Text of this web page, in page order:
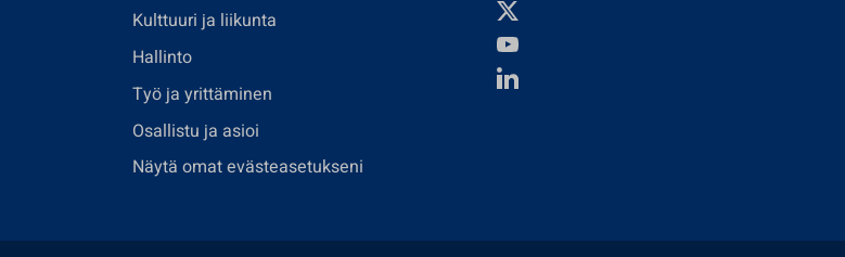
Kulttuuri ja liikunta
Hallinto
Työ ja yrittäminen
Osallistu ja asioi
Näytä omat evästeasetukseni